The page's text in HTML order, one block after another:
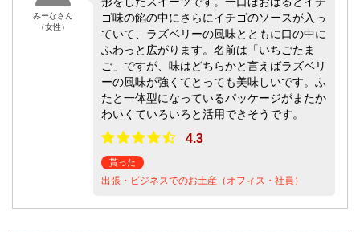
みーなさん
（女性）
ゴ味の餡の中にさらにイチゴのソースが入っ
ていて、ラズベリーの風味とともに口の中に
ふわっと広がります。名前は「いちごたま
ご」ですが、味はどちらかと言えばラズベリ
ーの風味が強くてとっても美味しいです。ふ
たと一体型になっているパッケージがまたか
わいくていろいろと活用できそうです。
4.3
貰った
出張・ビジネスでのお土産（オフィス・社員）